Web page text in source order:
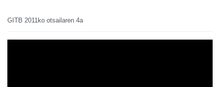
GITB 2011ko otsailaren 4a